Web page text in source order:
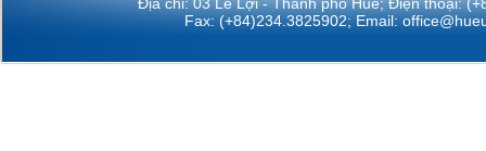
Fax: (+84)234.3825902; Email: